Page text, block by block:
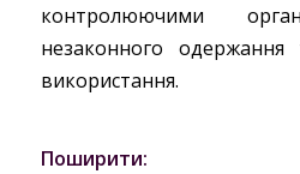
контролюючими
незаконного одержання
використання.
Поширити: